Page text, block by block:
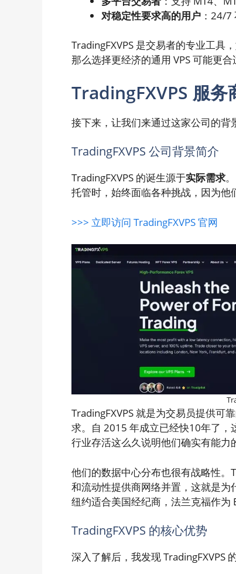
对稳定性要求高的用户 ：24/
TradingFXVPS 是交易者的专业工具
那么选择更经济的通用 VPS 可能更合
TradingFXVPS 服务
接下来，让我们来通过这家公司的背
TradingFXVPS 公司背景简介
TradingFXVPS 的诞生源于实际需求
托管时，始终面临各种挑战，因为他
>>> 立即访问 TradingFXVPS 官网
TradingFXVPS 就是为交易员提供可
求。自 2015 年成立已经快10年了，
行业存活这么久说明他们确实有能力
他们的数据中心分布也很有战略性。
和流动性提供商网络并置，这就是为
纽约适合美国经纪商，法兰克福作为
TradingFXVPS 的核心优势
深入了解后，我发现 TradingFXVPS